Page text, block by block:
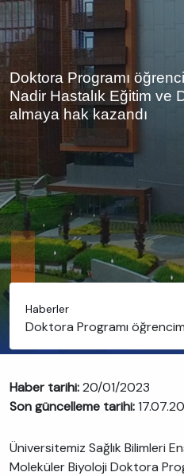
Doktora Programı
Nadir Hastalık Eğitim ve
almaya hak kazandı
Haberler
Doktora Programı
hak kazandı
Haber tarihi:20/01/2023
Son güncelleme tarihi:
Üniversitemiz Sağlık Bilimleri
Moleküler Biyoloji Doktora